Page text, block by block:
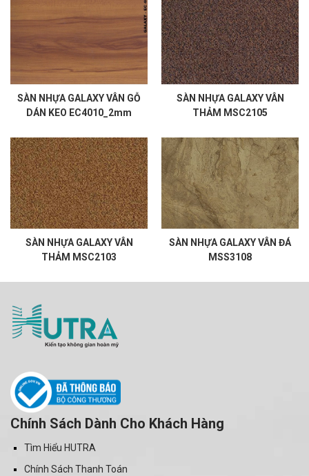
SÀN NHỰA GALAXY VÂN GỖ
DÁN KEO EC4010_2mm
SÀN NHỰA GALAXY VÂN
THẢM MSC2105
SÀN NHỰA GALAXY VÂN
THẢM MSC2103
SÀN NHỰA GALAXY VÂN ĐÁ
MSS3108
Chính Sách Dành Cho Khách Hàng
Tìm Hiểu HUTRA
Chính Sách Thanh Toán